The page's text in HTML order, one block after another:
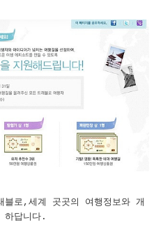
로,세계 곳곳의 여행정보와 개
하답니다.